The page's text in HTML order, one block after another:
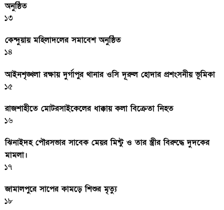
অনুষ্ঠিত
১৩
কেন্দুয়ায় মহিলাদলের সমাবেশ অনুষ্ঠিত
১৪
আইনশৃঙ্খলা রক্ষায় দুর্গাপুর থানার ওসি দূরুল হোদার প্রশংসনীয় ভূমিকা
১৫
রাজশাহীতে মোটরসাইকেলের ধাক্কায় কলা বিক্রেতা নিহত
১৬
ঝিনাইদহ পৌরসভার সাবেক মেয়র মিন্টু ও তার স্ত্রীর বিরুদ্ধে দুদকের
মামলা।
১৭
জামালপুরে সাপের কামড়ে শিশুর মৃত্যু
১৮